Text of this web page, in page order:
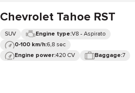
Chevrolet Tahoe RST
SUV Engine type:V8 - Aspirato
0-100 km/h:6,8 sec
Engine power:420 CV Baggage:7